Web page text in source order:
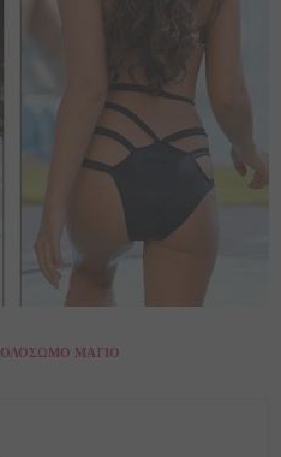
ΟΛΌΣΩΜΟ ΜΑΓΙΌ